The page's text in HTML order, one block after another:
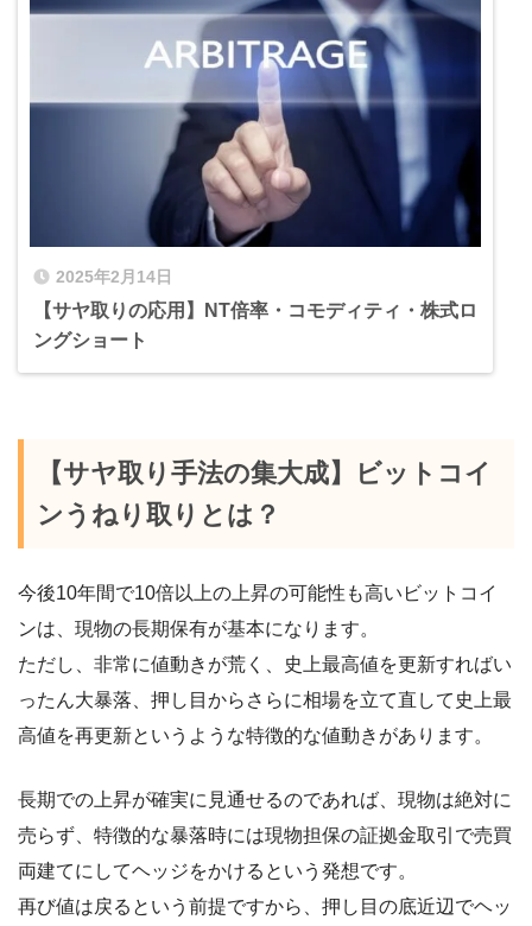
2025年2月14日
【サヤ取りの応用】NT倍率・コモディティ・株式ロ
ングショート
【サヤ取り手法の集大成】ビットコイ
ンうねり取りとは？
今後10年間で10倍以上の上昇の可能性も高いビットコイ
ンは、現物の長期保有が基本になります。
ただし、非常に値動きが荒く、史上最高値を更新すればい
ったん大暴落、押し目からさらに相場を立て直して史上最
高値を再更新というような特徴的な値動きがあります。
長期での上昇が確実に見通せるのであれば、現物は絶対に
売らず、特徴的な暴落時には現物担保の証拠金取引で売買
両建てにしてヘッジをかけるという発想です。
再び値は戻るという前提ですから、押し目の底近辺でヘッ